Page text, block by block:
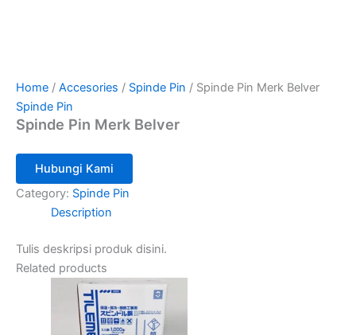
Home / Accesories / Spinde Pin / Spinde Pin Merk Belver
Spinde Pin
Spinde Pin Merk Belver
Hubungi Kami
Category: Spinde Pin
Description
Tulis deskripsi produk disini.
Related products